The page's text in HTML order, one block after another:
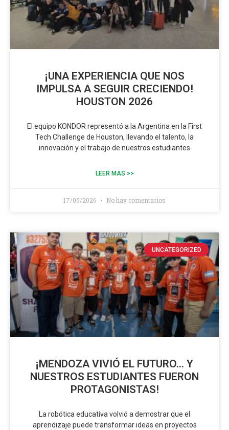
¡UNA EXPERIENCIA QUE NOS
IMPULSA A SEGUIR CRECIENDO!
HOUSTON 2026
El equipo KONDOR representó a la Argentina en la First
Tech Challenge de Houston, llevando el talento, la
innovación y el trabajo de nuestros estudiantes
LEER MAS >>
17/05/2026 No hay comentarios
UNCATEGORIZED
¡MENDOZA VIVIÓ EL FUTURO… Y
NUESTROS ESTUDIANTES FUERON
PROTAGONISTAS!
La robótica educativa volvió a demostrar que el
aprendizaje puede transformar ideas en proyectos